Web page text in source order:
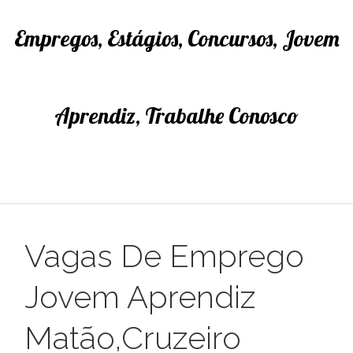
Empregos, Estágios, Concursos, Jovem
Aprendiz, Trabalhe Conosco
Vagas De Emprego
Jovem Aprendiz
Matão,Cruzeiro